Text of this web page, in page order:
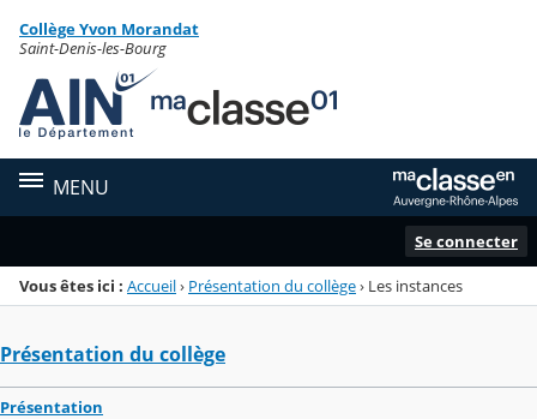
Menu de la rubrique
Contenu
Collège Yvon Morandat
Saint-Denis-les-Bourg
MENU
Se connecter
Vous êtes ici : Accueil› Présentation du collège› Les instances
Présentation du collège
Présentation